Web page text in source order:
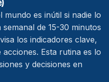
mundo es inútil si nadie lo
de 15-30 minutos
los indicadores clave,
Esta rutina es lo
y decisiones en